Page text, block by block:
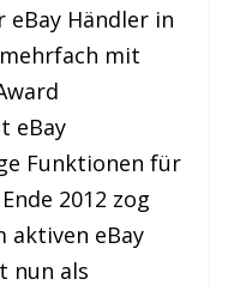
Händler in
mit
eBay
Funktionen für
2012 zog
aktiven eBay
nun als